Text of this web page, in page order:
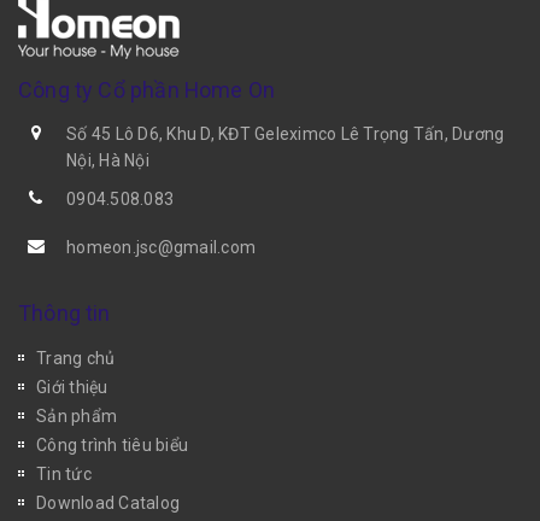
Công ty Cổ phần Home On
Số 45 Lô D6, Khu D, KĐT Geleximco Lê Trọng Tấn, Dương
Nội, Hà Nội
0904.508.083
homeon.jsc@gmail.com
Thông tin
Trang chủ
Giới thiệu
Sản phẩm
Công trình tiêu biểu
Tin tức
Download Catalog